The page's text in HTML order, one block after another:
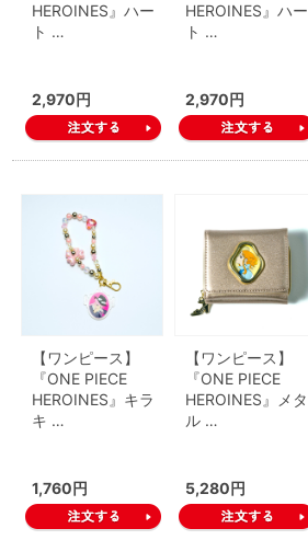
HEROINES』ハー
ト …
2,970円
HEROINES』ハー
ト …
2,970円
【ワンピース】
『ONE PIECE
HEROINES』キラ
キ …
1,760円
【ワンピース】
『ONE PIECE
HEROINES』メタ
ル …
5,280円